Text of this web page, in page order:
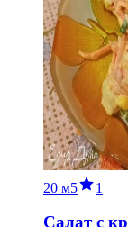
20 м5 1
Салат с